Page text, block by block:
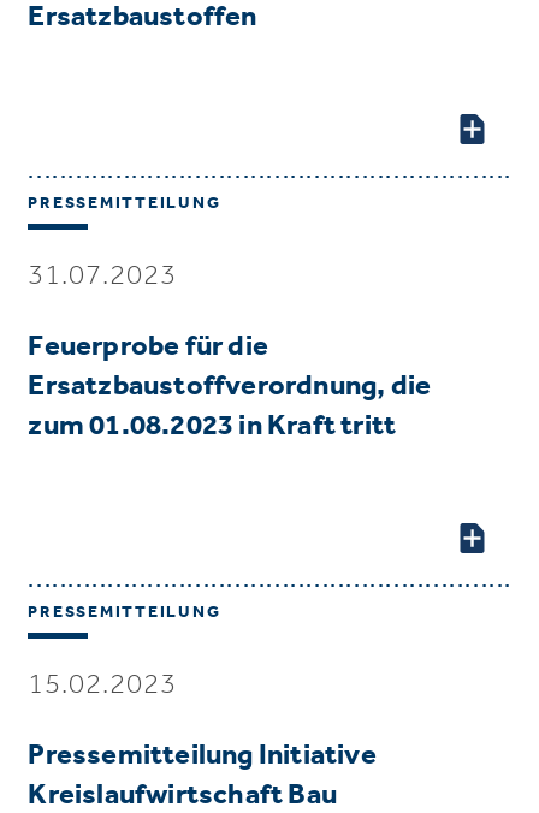
Ersatzbaustoffen
PRESSEMITTEILUNG
31.07.2023
Feuerprobe für die
Ersatzbaustoffverordnung, die
zum 01.08.2023 in Kraft tritt
PRESSEMITTEILUNG
15.02.2023
Pressemitteilung Initiative
Kreislaufwirtschaft Bau